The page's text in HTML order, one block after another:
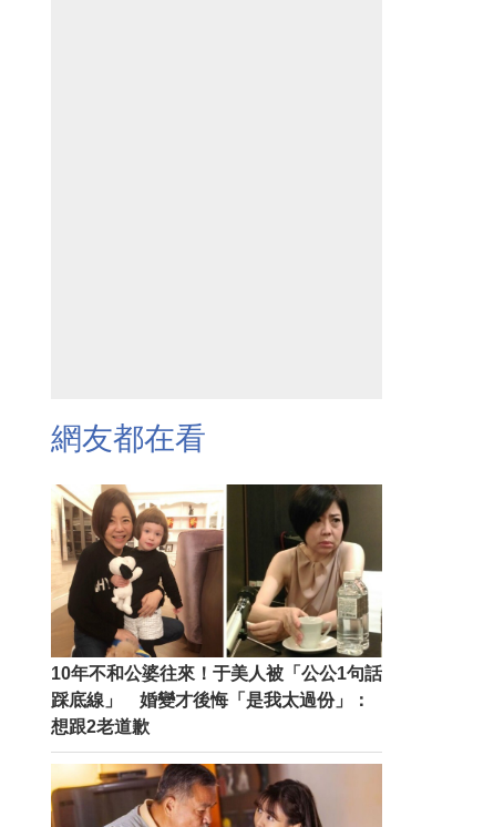
網友都在看
10年不和公婆往來！于美人被「公公1句話
踩底線」 婚變才後悔「是我太過份」：
想跟2老道歉